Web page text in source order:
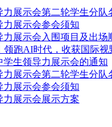
力展示会第二轮学生分队
展示会参会须知
力展示会入围项目及出场
领跑AI时代，收获国际视
学生领导力展示会的通知
力展示会第二轮学生分队
展示会参会须知
展示会展示方案